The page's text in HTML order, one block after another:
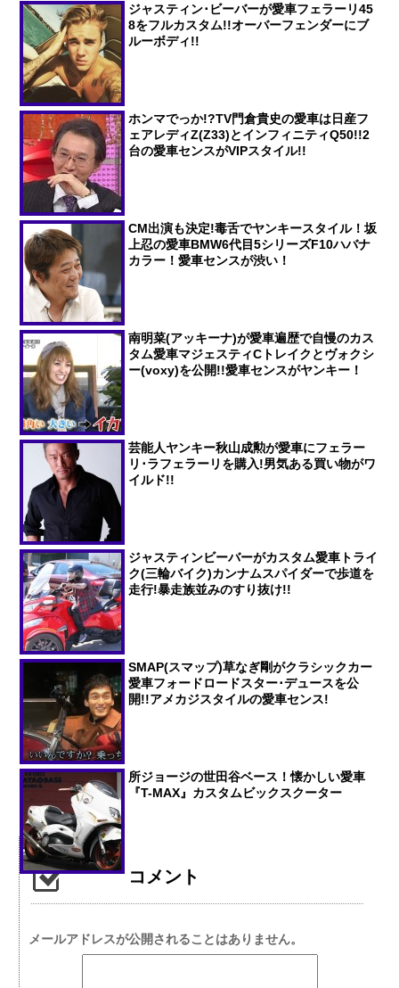
ジャスティン･ビーバーが愛車フェラーリ45
8をフルカスタム!!オーバーフェンダーにブ
ルーボディ!!
ホンマでっか!?TV門倉貴史の愛車は日産フ
ェアレディZ(Z33)とインフィニティQ50!!2
台の愛車センスがVIPスタイル!!
CM出演も決定!毒舌でヤンキースタイル！坂
上忍の愛車BMW6代目5シリーズF10ハバナ
カラー！愛車センスが渋い！
南明菜(アッキーナ)が愛車遍歴で自慢のカス
タム愛車マジェスティCトレイクとヴォクシ
ー(voxy)を公開!!愛車センスがヤンキー！
芸能人ヤンキー秋山成勲が愛車にフェラー
リ･ラフェラーリを購入!男気ある買い物がワ
イルド!!
ジャスティンビーバーがカスタム愛車トライ
ク(三輪バイク)カンナムスパイダーで歩道を
走行!暴走族並みのすり抜け!!
SMAP(スマップ)草なぎ剛がクラシックカー
愛車フォードロードスター･デュースを公
開!!アメカジスタイルの愛車センス!
所ジョージの世田谷ベース！懐かしい愛車
『T-MAX』カスタムビックスクーター
コメント
メールアドレスが公開されることはありません。